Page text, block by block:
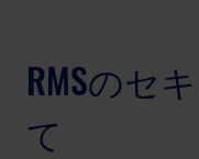
RMSのセ
て